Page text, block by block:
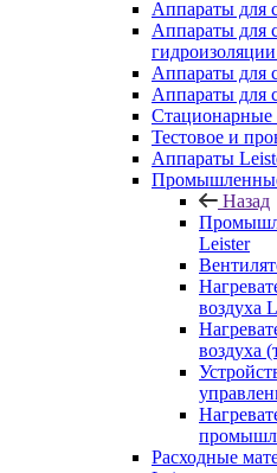
Аппараты для
Аппараты для
Аппараты для
Аппараты для
Стационарные
Тестовое и
Аппараты
Промышленные
Назад
Leister
воздуха
воздуха
Расходные